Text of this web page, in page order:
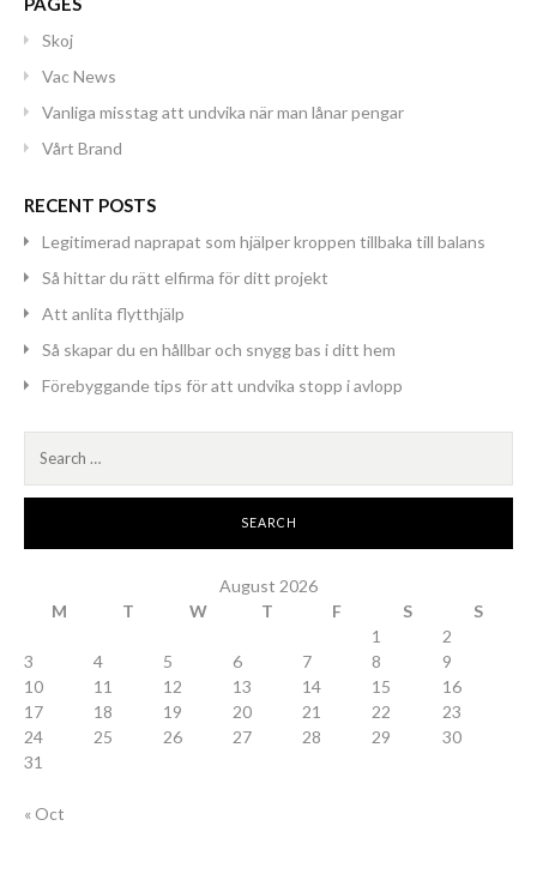
Skoj
Vac News
Vanliga misstag att undvika när man lånar pengar
Vårt Brand
RECENT POSTS
Legitimerad naprapat som hjälper kroppen tillbaka till balans
Så hittar du rätt elfirma för ditt projekt
Att anlita flytthjälp
Så skapar du en hållbar och snygg bas i ditt hem
Förebyggande tips för att undvika stopp i avlopp
for:
August 2026
M
T W T F S
S
1
2
3
4 5 6 7 8
9
10
11 12 13 14 15
16
17
18 19 20 21 22
23
24
25 26 27 28 29
30
31
« Oct